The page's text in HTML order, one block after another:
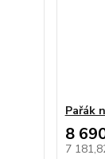
Pařák
8
7